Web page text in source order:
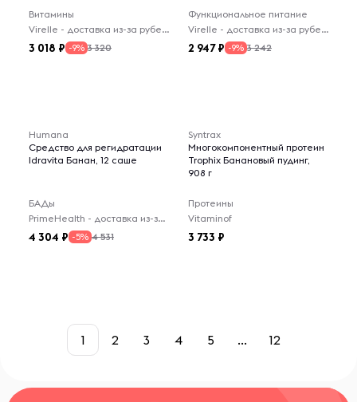
Витамины
Virelle - доставка из-за рубежа
3 018 -9% 3 320
Функциональное питание
Virelle - доставка из-за рубежа
2 947 -9% 3 242
Humana
Средство для регидратации
Idravita Банан, 12 саше
БАДы
PrimeHealth - доставка из-за рубежа
4 304 -5% 4 531
Syntrax
Многокомпонентный протеин
Trophix Банановый пудинг,
908 г
Протеины
Vitaminof
3 733
1 2 3 4 5 ... 12